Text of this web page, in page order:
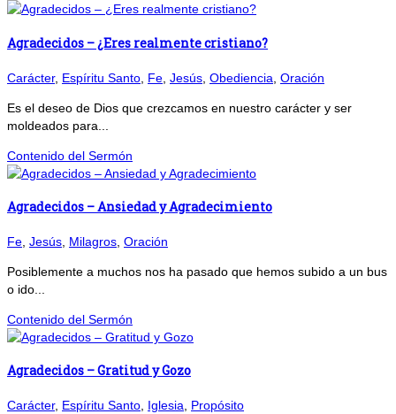
Agradecidos – ¿Eres realmente cristiano?
Carácter, Espíritu Santo Fe Jesús Obediencia Oración
Es el deseo de Dios que crezcamos en nuestro carácter y ser
moldeados para...
Contenido del Sermón
Agradecidos – Ansiedad y Agradecimiento
Fe Jesús Milagros Oración
Posiblemente a muchos nos ha pasado que hemos subido a un bus
o ido...
Contenido del Sermón
Agradecidos – Gratitud y Gozo
Carácter, Espíritu Santo Iglesia Propósito